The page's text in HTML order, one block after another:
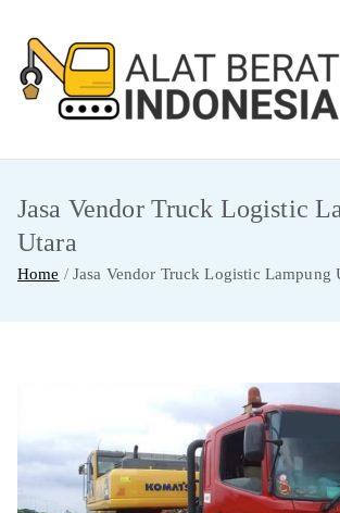
content
Jasa Vendor Truck Logistic
Utara
Home Jasa Vendor Truck Logistic Lampung